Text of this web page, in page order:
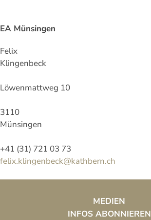
EA Münsingen
Felix
Klingenbeck
Löwenmattweg 10
3110
Münsingen
+41 (31) 721 03 73
felix.klingenbeck@kathbern.ch
MEDIEN
INFOS ABONNIEREN